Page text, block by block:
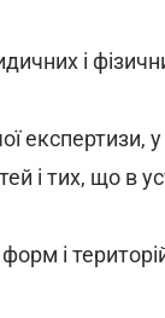
і
експертизи,
і тих, що в
і